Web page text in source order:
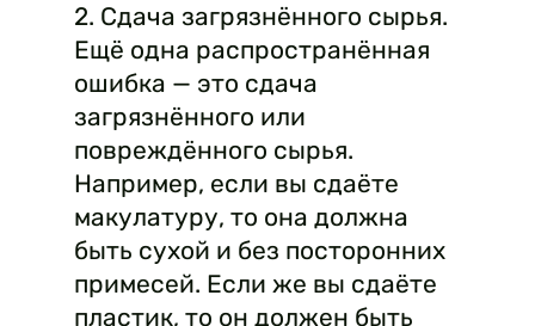
2. Сдача загрязнённого сырья.
Ещё одна распространённая
ошибка — это сдача
загрязнённого или
повреждённого сырья.
Например, если вы сдаёте
макулатуру, то она должна
быть сухой и без посторонних
примесей. Если же вы сдаёте
пластик, то он должен быть